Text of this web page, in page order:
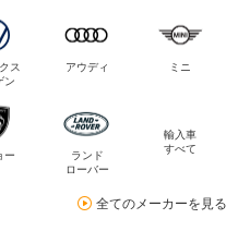
ス
ン
アウディ ミニ
ー
ランド
ローバー
輸入車
すべて
全てのメーカーを見る